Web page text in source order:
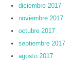
diciembre 2017
noviembre 2017
octubre 2017
septiembre 2017
agosto 2017